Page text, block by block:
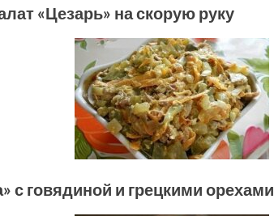
«Цезарь» на скорую руку
с говядиной и грецкими орехами